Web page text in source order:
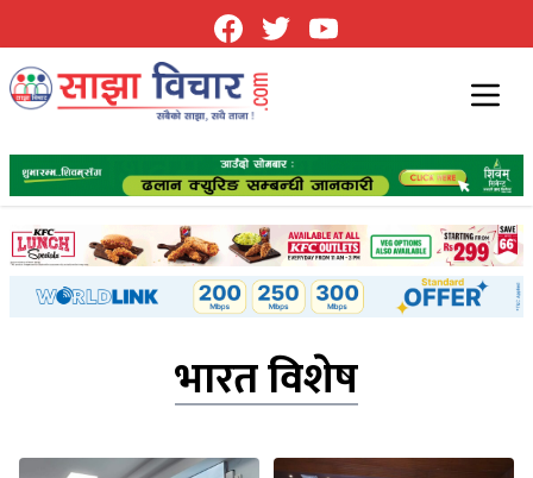
भारत विशेष